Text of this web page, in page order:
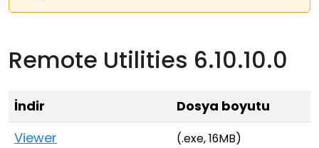
Remote Utilities 6.10.10.0
İndir
Dosya boyutu
Viewer
(.exe, 16MB)
MSI Yapılandırması
Bulut ve Yerel